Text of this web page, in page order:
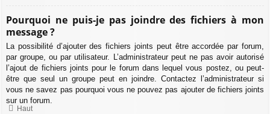
Pourquoi ne puis-je pas joindre des fichiers à mon
message ?
La possibilité d’ajouter des fichiers joints peut être accordée par forum,
par groupe, ou par utilisateur. L’administrateur peut ne pas avoir autorisé
l’ajout de fichiers joints pour le forum dans lequel vous postez, ou peut-
être que seul un groupe peut en joindre. Contactez l’administrateur si
vous ne savez pas pourquoi vous ne pouvez pas ajouter de fichiers joints
sur un forum.
Haut